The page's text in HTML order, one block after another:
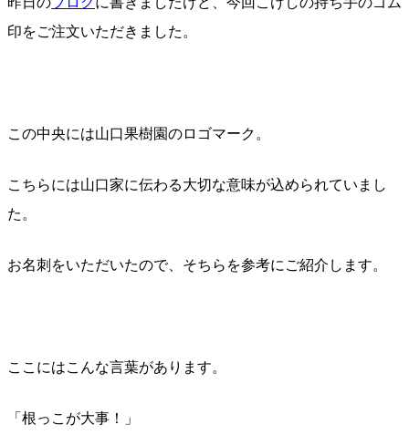
印をご注文いただきました。
この中央には山口果樹園のロゴマーク。
こちらには山口家に伝わる大切な意味が込められていまし
た。
お名刺をいただいたので、そちらを参考にご紹介します。
ここにはこんな言葉があります。
「根っこが大事！」